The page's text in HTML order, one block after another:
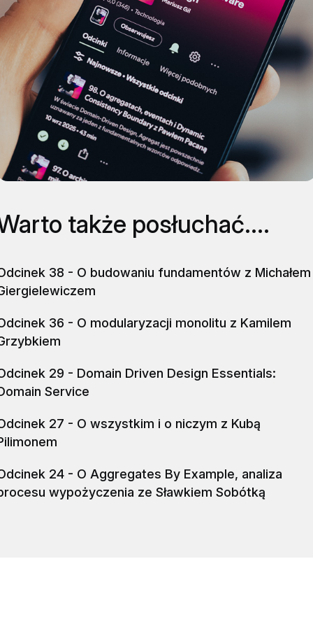
także posłuchać....
38 - O budowaniu fundamentów z Michałem
36 - O modularyzacji monolitu z Kamilem
29 - Domain Driven Design Essentials:
Service
27 - O wszystkim i o niczym z Kubą
24 - O Aggregates By Example, analiza
wypożyczenia ze Sławkiem Sobótką